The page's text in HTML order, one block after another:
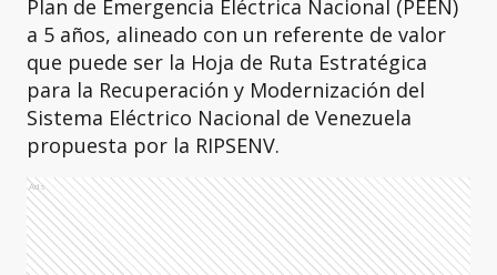
Plan de Emergencia Eléctrica Nacional (PEEN)
a 5 años, alineado con un referente de valor
que puede ser la Hoja de Ruta Estratégica
para la Recuperación y Modernización del
Sistema Eléctrico Nacional de Venezuela
propuesta por la RIPSENV.
Ads